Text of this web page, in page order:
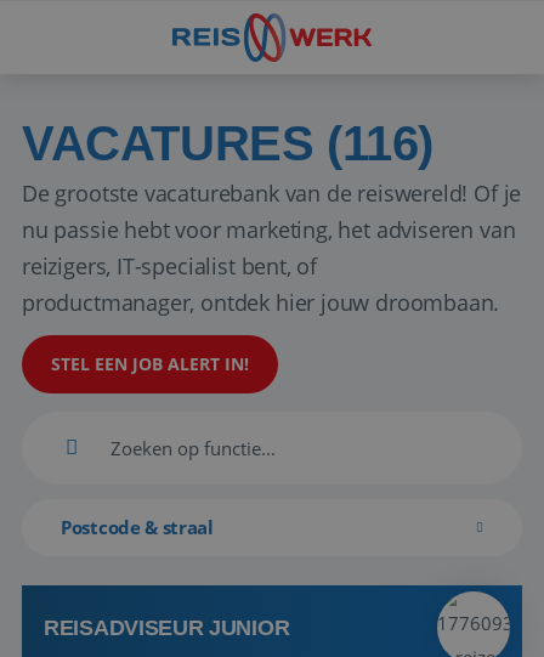
VACATURES (116)
De grootste vacaturebank van de reiswereld! Of je
nu passie hebt voor marketing, het adviseren van
reizigers, IT-specialist bent, of
productmanager, ontdek hier jouw droombaan.
STEL EEN JOB ALERT IN!
Postcode & straal
REISADVISEUR JUNIOR